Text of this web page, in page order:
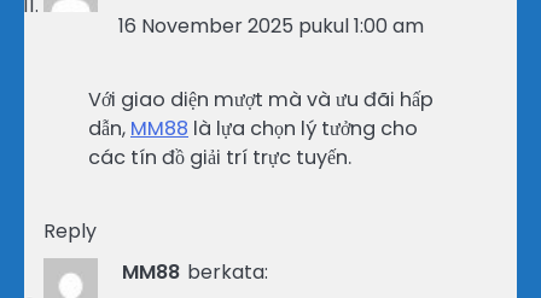
16 November 2025 pukul 1:00 am
Với giao diện mượt mà và ưu đãi hấp
dẫn, MM88 là lựa chọn lý tưởng cho
các tín đồ giải trí trực tuyến.
Reply
MM88 berkata: